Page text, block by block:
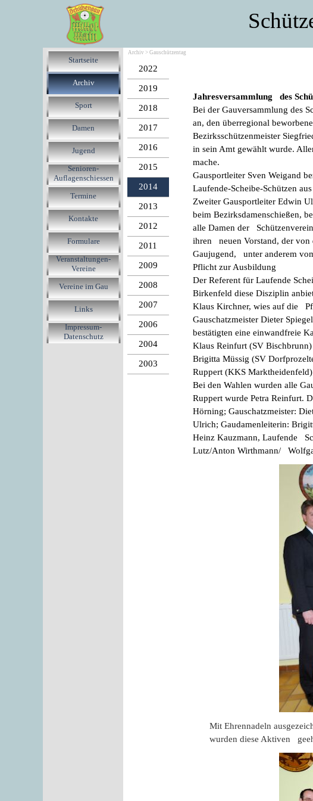
Startseite
Archiv
Sport
Damen
Jugend
Senioren-
Auflagenschiessen
Termine
Kontakte
Formulare
Veranstaltungen-
Vereine
Vereine im Gau
Links
Impressum-
Datenschutz
Archiv > Gauschützentag
2022
2019
2018
2017
2016
2015
2014
2013
2012
2011
2009
2008
2007
2006
2004
2003
Jahresversammlung des
Bei der Gauversammlung des
an, den überregional
Bezirksschützenmeister
in sein Amt gewählt wurde.
mache.
Gausportleiter Sven Weigand
Laufende-Scheibe-Schützen
Zweiter Gausportleiter Edwin
beim Bezirksdamenschießen,
alle Damen der
ihren neuen Vorstand, der von
Gaujugend, unter anderem
Pflicht zur Ausbildung
Der Referent für Laufende
Birkenfeld diese Disziplin
Klaus Kirchner, wies auf die
Gauschatzmeister Dieter
bestätigten eine einwandfreie
Klaus Reinfurt (SV
Brigitta Müssig (SV
Ruppert (KKS
Bei den Wahlen wurden alle
Ruppert wurde Petra Reinfurt.
Hörning; Gauschatzmeister:
Ulrich; Gaudamenleiterin:
Heinz Kauzmann, Laufende
Lutz/Anton Wirthmann/
Mit Ehrennadeln
wurden diese Aktiven